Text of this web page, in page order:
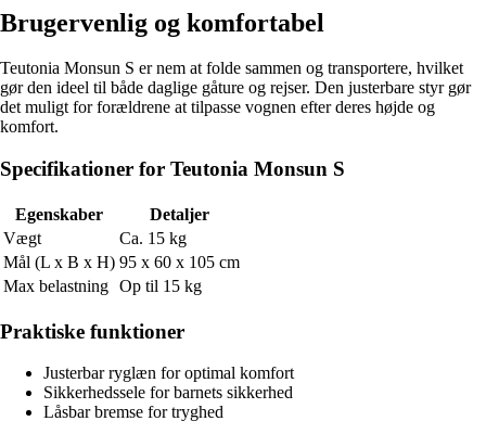
Brugervenlig og komfortabel
Teutonia Monsun S er nem at folde sammen og transportere, hvilket
gør den ideel til både daglige gåture og rejser. Den justerbare styr gør
det muligt for forældrene at tilpasse vognen efter deres højde og
komfort.
Specifikationer for Teutonia Monsun S
Egenskaber
Detaljer
Vægt
Ca. 15 kg
Mål (L x B x H) 95 x 60 x 105 cm
Max belastning Op til 15 kg
Praktiske funktioner
Justerbar ryglæn for optimal komfort
Sikkerhedssele for barnets sikkerhed
Låsbar bremse for tryghed